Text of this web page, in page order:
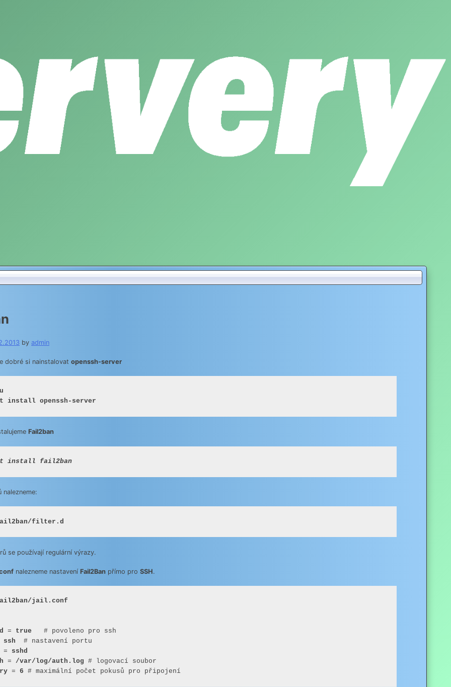
by admin
dobré si nainstalovat openssh-server
install openssh-server
Fail2ban
apt-get install fail2ban
nalezneme:
filter.d
se používají regulární výrazy.
nalezneme nastavení Fail2Ban přímo pro SSH.
jail.conf
= true
ssh
= sshd
= /var/log/auth.log
= 6 # maximální počet pokusů pro připojení